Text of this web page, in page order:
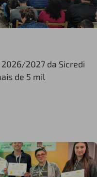
2027 da Sicredi
de 5 mil